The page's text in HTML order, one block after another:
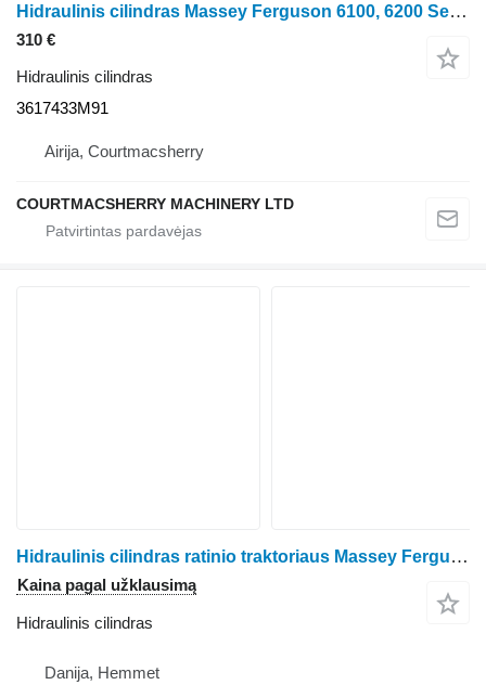
Hidraulinis cilindras Massey Ferguson 6100, 6200 Ser. 6160 Hydraulic Lift Assistor Cylinder 3617433m91 3617433M91 ratinio traktoriaus
310 €
Hidraulinis cilindras
3617433M91
Airija, Courtmacsherry
COURTMACSHERRY MACHINERY LTD
Hidraulinis cilindras ratinio traktoriaus Massey Ferguson 6260
Kaina pagal užklausimą
Hidraulinis cilindras
Danija, Hemmet